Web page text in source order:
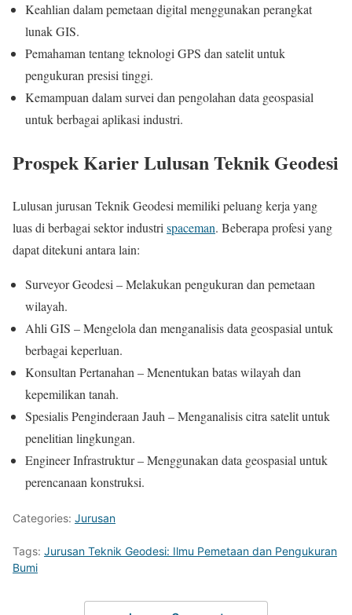
Keahlian dalam pemetaan digital menggunakan perangkat
lunak GIS.
Pemahaman tentang teknologi GPS dan satelit untuk
pengukuran presisi tinggi.
Kemampuan dalam survei dan pengolahan data geospasial
untuk berbagai aplikasi industri.
Prospek Karier Lulusan Teknik Geodesi
Lulusan jurusan Teknik Geodesi memiliki peluang kerja yang
luas di berbagai sektor industrispaceman. Beberapa profesi yang
dapat ditekuni antara lain:
Surveyor Geodesi – Melakukan pengukuran dan pemetaan
wilayah.
Ahli GIS – Mengelola dan menganalisis data geospasial untuk
berbagai keperluan.
Konsultan Pertanahan – Menentukan batas wilayah dan
kepemilikan tanah.
Spesialis Penginderaan Jauh – Menganalisis citra satelit untuk
penelitian lingkungan.
Engineer Infrastruktur – Menggunakan data geospasial untuk
perencanaan konstruksi.
Categories: Jurusan
Tags: Jurusan Teknik Geodesi: Ilmu Pemetaan dan Pengukuran
Bumi